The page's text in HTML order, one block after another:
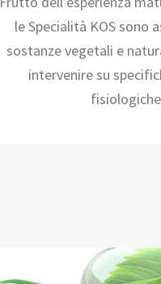
le Specialità KOS sono
sostanze vegetali e
intervenire su